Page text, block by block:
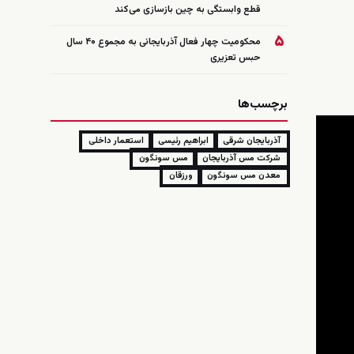
قطع وابستگی به چین بازسازی می‌کند
۵
محکومیت چهار فعال آذربایجانی به مجموع ۴۰ سال
حبس تعزیری
برچسب‌ها
آذربایجان شرقی ابراهیم رئیسی
استعمار داخلی
شرکت مس آذربایجان
مس سونگون
معدن مس سونگون
ورزقان